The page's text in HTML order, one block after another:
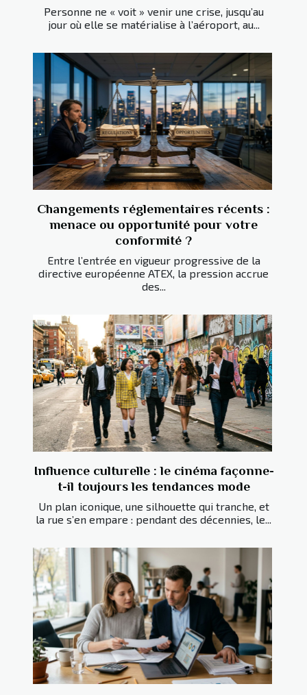
Personne ne « voit » venir une crise, jusqu’au
jour où elle se matérialise à l’aéroport, au...
Changements réglementaires récents :
menace ou opportunité pour votre
conformité ?
Entre l’entrée en vigueur progressive de la
directive européenne ATEX, la pression accrue
des...
Influence culturelle : le cinéma façonne-
t-il toujours les tendances mode
Un plan iconique, une silhouette qui tranche, et
la rue s’en empare : pendant des décennies, le...